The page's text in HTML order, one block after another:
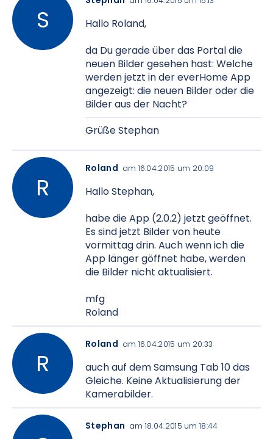
Hallo Roland,
da Du gerade über das Portal die
neuen Bilder gesehen hast: Welche
werden jetzt in der everHome App
angezeigt: die neuen Bilder oder die
Bilder aus der Nacht?
Grüße Stephan
Roland am 16.04.2015 um 20:09
Hallo Stephan,
habe die App (2.0.2) jetzt geöffnet.
Es sind jetzt Bilder von heute
vormittag drin. Auch wenn ich die
App länger göffnet habe, werden
die Bilder nicht aktualisiert.
mfg
Roland
Roland am 16.04.2015 um 20:33
auch auf dem Samsung Tab 10 das
Gleiche. Keine Aktualisierung der
Kamerabilder.
Stephan am 18.04.2015 um 18:44